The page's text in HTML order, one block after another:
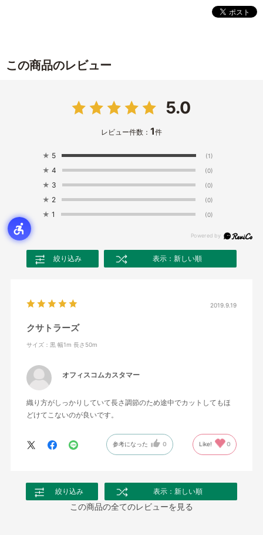
この商品のレビュー
5.0
レビュー件数： 1件
★ 5 (1)
★ 4 (0)
★ 3 (0)
★ 2 (0)
★ 1 (0)
絞り込み 表示：新しい順
2019.9.19
クサトラーズ
サイズ：黒 幅1m 長さ50m
オフィスコムカスタマー
織り方がしっかりしていて長さ調節のため途中でカットしてもほ
どけてこないのが良いです。
参考になった 0 Like! 0
絞り込み 表示：新しい順
この商品の全てのレビューを見る